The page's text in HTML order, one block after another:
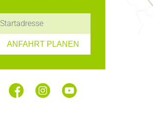
ANFAHRT PLANEN